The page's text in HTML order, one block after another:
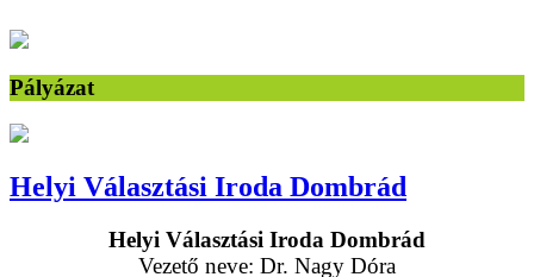
Pályázat
Helyi Választási Iroda Dombrád
Helyi Választási Iroda Dombrád
Vezető neve: Dr. Nagy Dóra